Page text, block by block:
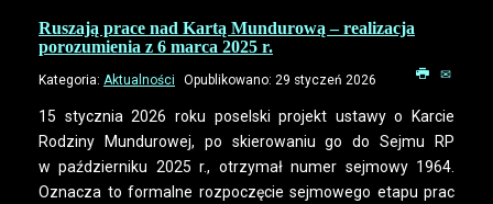
Ruszają prace nad Kartą Mundurową – realizacja
porozumienia z 6 marca 2025 r.
Kategoria: Aktualności Opublikowano: 29 styczeń 2026
15 stycznia 2026 roku poselski projekt ustawy o Karcie
Rodziny Mundurowej, po skierowaniu go do Sejmu RP
w październiku 2025 r., otrzymał numer sejmowy 1964.
Oznacza to formalne rozpoczęcie sejmowego etapu prac